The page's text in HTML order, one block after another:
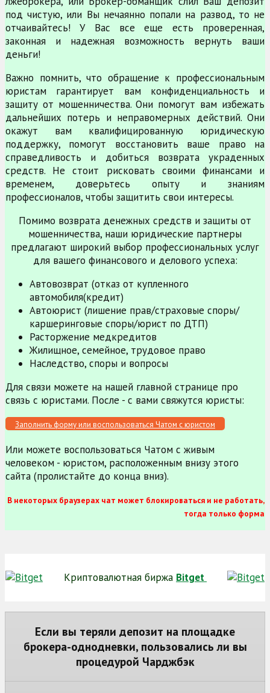
под чистую, или Вы нечаянно попали на развод, то не
отчаивайтесь! У Вас все еще есть проверенная,
законная и надежная возможность вернуть ваши
деньги!
Важно помнить, что обращение к профессиональным
юристам гарантирует вам конфиденциальность и
защиту от мошенничества. Они помогут вам избежать
дальнейших потерь и неправомерных действий. Они
окажут вам квалифицированную юридическую
поддержку, помогут восстановить ваше право на
справедливость и добиться возврата украденных
средств. Не стоит рисковать своими финансами и
временем, доверьтесь опыту и знаниям
профессионалов, чтобы защитить свои интересы.
Помимо возврата денежных средств и защиты от
мошенничества, наши юридические партнеры
предлагают широкий выбор профессиональных услуг
для вашего финансового и делового успеха:
Автовозврат (отказ от купленного
автомобиля(кредит)
Автоюрист (лишение прав/страховые споры/
каршеринговые споры/юрист по ДТП)
Расторжение медкредитов
Жилищное, семейное, трудовое право
Наследство, споры и вопросы
Для связи можете на нашей главной странице про
связь с юристами. После - с вами свяжутся юристы:
Заполнить форму или воспользоваться Чатом с юристом
Или можете воспользоваться Чатом с живым
человеком - юристом, расположенным внизу этого
сайта (пролистайте до конца вниз).
В некоторых браузерах чат может блокироваться и не работать,
тогда только форма
Криптовалютная биржа Bitget
Если вы теряли депозит на площадке
брокера-однодневки, пользовались ли вы
процедурой Чарджбэк